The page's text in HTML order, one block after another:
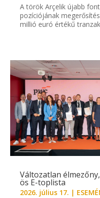
A török Arçelik újabb
pozíciójának
millió euró értékű
Változatlan
ös E-toplista
2026. július 17. |